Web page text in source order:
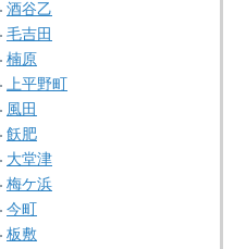
酒谷乙
毛吉田
楠原
上平野町
風田
飫肥
大堂津
梅ケ浜
今町
板敷